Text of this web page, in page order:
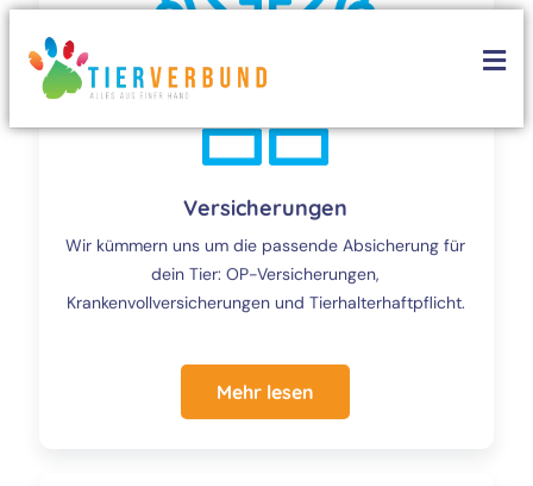
Versicherungen
Wir kümmern uns um die passende Absicherung für
dein Tier: OP-Versicherungen,
Krankenvollversicherungen und Tierhalterhaftpflicht.
Mehr lesen